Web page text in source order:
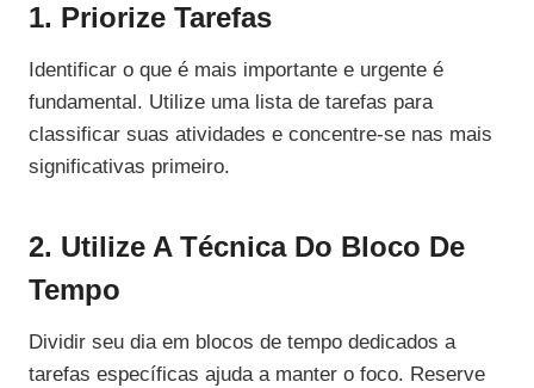
1. Priorize Tarefas
Identificar o que é mais importante e urgente é
fundamental. Utilize uma lista de tarefas para
classificar suas atividades e concentre-se nas mais
significativas primeiro.
2. Utilize A Técnica Do Bloco De
Tempo
Dividir seu dia em blocos de tempo dedicados a
tarefas específicas ajuda a manter o foco. Reserve